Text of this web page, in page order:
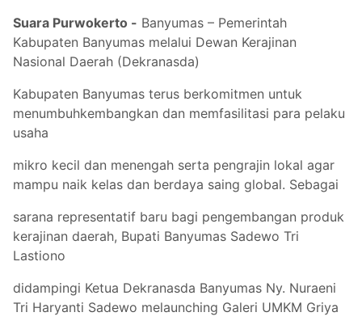
Suara Purwokerto - Banyumas – Pemerintah
Kabupaten Banyumas melalui Dewan Kerajinan
Nasional Daerah (Dekranasda)
Kabupaten Banyumas terus berkomitmen untuk
menumbuhkembangkan dan memfasilitasi para pelaku
usaha
mikro kecil dan menengah serta pengrajin lokal agar
mampu naik kelas dan berdaya saing global. Sebagai
sarana representatif baru bagi pengembangan produk
kerajinan daerah, Bupati Banyumas Sadewo Tri
Lastiono
didampingi Ketua Dekranasda Banyumas Ny. Nuraeni
Tri Haryanti Sadewo melaunching Galeri UMKM Griya